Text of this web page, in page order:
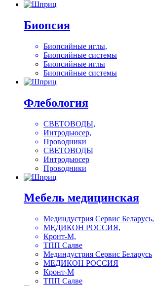
Биопсия
Биопсийные иглы,
Биопсийные системы
Биопсийные иглы
Биопсийные системы
Флебология
СВЕТОВОДЫ,
Интродьюсер,
Проводники
СВЕТОВОДЫ
Интродьюсер
Проводники
Мебель медицинская
Мединдустрия Сервис Беларусь,
МЕДИКОН РОССИЯ,
Кронт-М,
ТПП Салве
Мединдустрия Сервис Беларусь
МЕДИКОН РОССИЯ
Кронт-М
ТПП Салве